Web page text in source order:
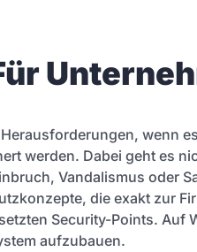
wenn
werden. Dabei geht es
Vandalismus oder
die exakt zur
Security-Points.
aufzubauen.